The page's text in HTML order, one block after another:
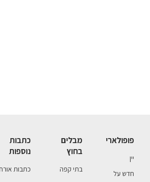
פופולארי
יין
חדש על
מבלים
בחוץ
בתי קפה
כתבות
נוספות
כתבות